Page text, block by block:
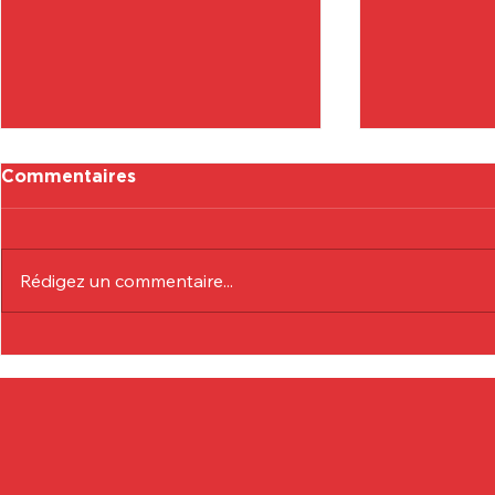
Commentaires
Rédigez un commentaire...